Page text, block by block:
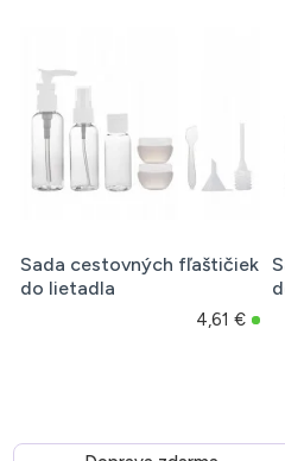
Sada cestovných fľaštičiek
do lietadla
4,61 €